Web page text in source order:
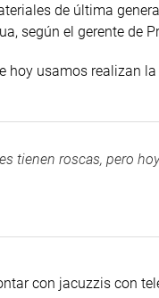
de última
según el gerente de
hoy usamos realizan
tienen roscas, pero
con jacuzzis con